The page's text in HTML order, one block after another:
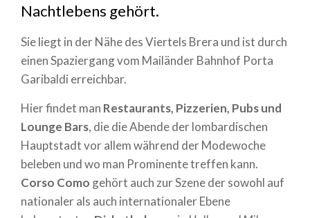
Nachtlebens gehört.
Sie liegt in der Nähe des Viertels Brera und ist durch
einen Spaziergang vom Mailänder Bahnhof Porta
Garibaldi erreichbar.
Hier findet man Restaurants, Pizzerien, Pubs und
Lounge Bars, die die Abende der lombardischen
Hauptstadt vor allem während der Modewoche
beleben und wo man Prominente treffen kann.
Corso Como gehört auch zur Szene der sowohl auf
nationaler als auch internationaler Ebene